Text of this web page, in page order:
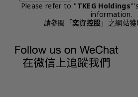
Please refer to "TKEG Holdings
information.
請參閱「奕資控股 」之網站獲